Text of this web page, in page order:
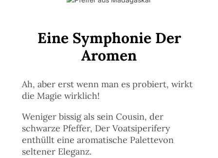
Eine Symphonie Der
Aromen
Ah, aber erst wenn man es probiert, wirkt
die Magie wirklich!
Weniger bissig als sein Cousin, der
schwarze Pfeffer, Der Voatsiperifery
enthüllt eine aromatische Palettevon
seltener Eleganz.